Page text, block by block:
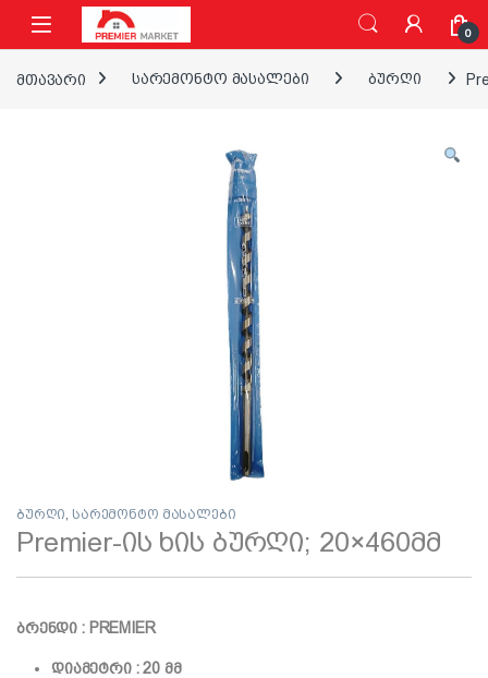
ნავიგაციაზე გადასვლა
შინაარსზე გადასვლა
0
მთავარი სარემონტო მასალები ბურღი
ბურღი სარემონტო მასალები
Premier-ის ხის ბურღი; 20×460მმ
ბრენდი : PREMIER
დიამეტრი : 20 მმ